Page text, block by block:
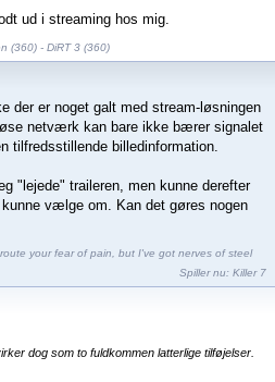
ud i streaming hos mig.
(360) - DiRT 3 (360)
der er noget galt med stream-løsningen
netværk kan bare ikke bærer signalet
tilfredsstillende billedinformation.
"lejede" traileren, men kunne derefter
vælge om. Kan det gøres nogen
your fear of pain, but I've got nerves of steel
Spiller nu: Killer 7
dog som to fuldkommen latterlige tilføjelser.